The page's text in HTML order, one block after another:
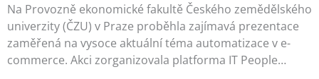
Na Provozně ekonomické fakultě Českého zemědělského
univerzity (ČZU) v Praze proběhla zajímavá prezentace
zaměřená na vysoce aktuální téma automatizace v e-
commerce. Akci zorganizovala platforma IT People…